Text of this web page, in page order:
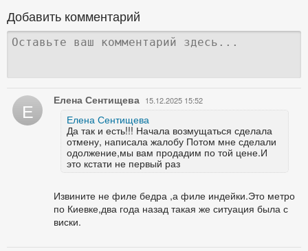
Добавить комментарий
Е Елена Сентищева 15.12.2025 15:52
Елена Сентищева
Да так и есть!!! Начала возмущаться сделала
отмену, написала жалобу Потом мне сделали
одолжение,мы вам продадим по той цене.И
это кстати не первый раз
Извините не филе бедра ,а филе индейки.Это метро
по Киевке,два года назад такая же ситуация была с
виски.